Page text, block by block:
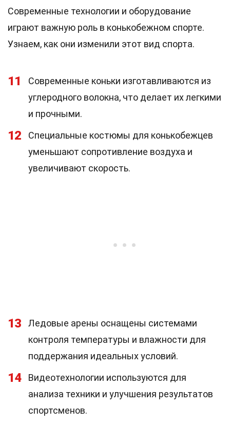
Современные технологии и оборудование
играют важную роль в конькобежном спорте.
Узнаем, как они изменили этот вид спорта.
11
Современные коньки изготавливаются из
углеродного волокна, что делает их легкими
и прочными.
12
Специальные костюмы для конькобежцев
уменьшают сопротивление воздуха и
увеличивают скорость.
13
Ледовые арены оснащены системами
контроля температуры и влажности для
поддержания идеальных условий.
14
Видеотехнологии используются для
анализа техники и улучшения результатов
спортсменов.